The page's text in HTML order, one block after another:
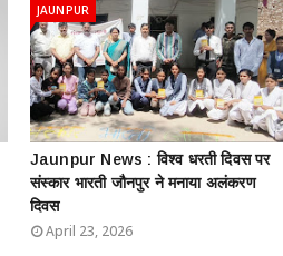
JAUNPUR
Jaunpur News : विश्व धरती दिवस पर
संस्कार भारती जौनपुर ने मनाया अलंकरण
दिवस
April 23, 2026